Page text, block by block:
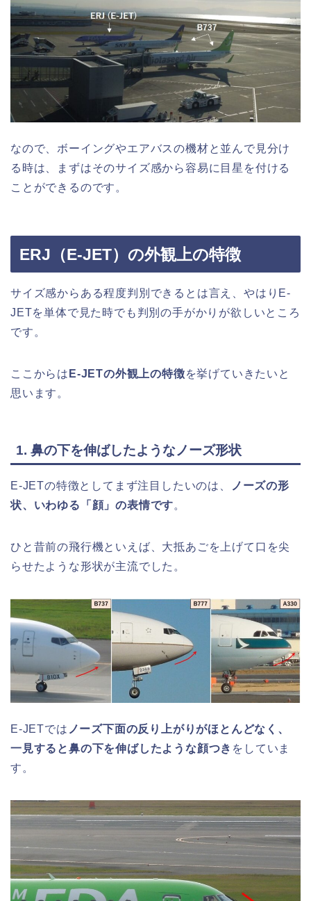
なので、ボーイングやエアバスの機材と並んで見分け
る時は、まずはそのサイズ感から容易に目星を付ける
ことができるのです。
ERJ（E-JET）の外観上の特徴
サイズ感からある程度判別できるとは言え、やはりE-
JETを単体で見た時でも判別の手がかりが欲しいところ
です。
ここからは E-JETの外観上の特徴を挙げていきたいと
思います。
1. 鼻の下を伸ばしたようなノーズ形状
E-JETの特徴としてまず注目したいのは、
ノーズの形
状、いわゆる「顔」の表情です。
ひと昔前の飛行機といえば、大抵あごを上げて口を尖
らせたような形状が主流でした。
E-JETでは ノーズ下面の反り上がりがほとんどなく、
一見すると鼻の下を伸ばしたような顔つき をしていま
す。